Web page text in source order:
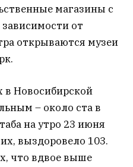
магазины с
от
открываются музеи
в Новосибирской
– около ста в
на утро 23 июня
выздоровело 103.
что вдвое выше